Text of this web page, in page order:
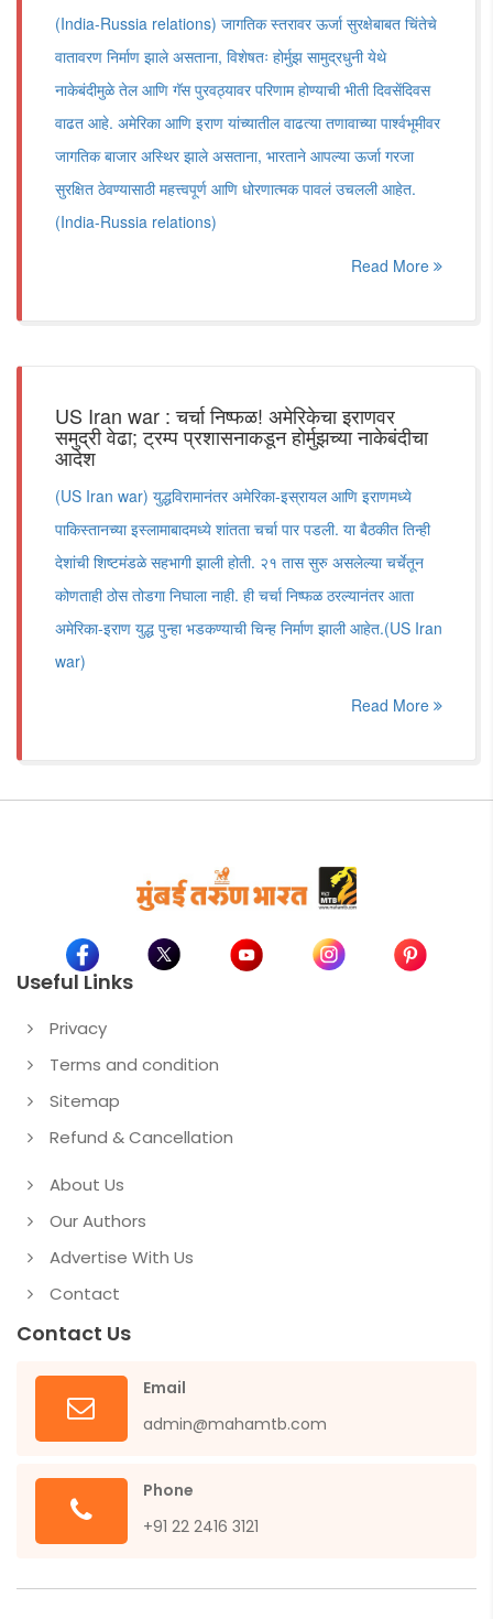
(India-Russia relations) जागतिक स्तरावर ऊर्जा सुरक्षेबाबत चिंतेचे
वातावरण निर्माण झाले असताना, विशेषतः होर्मुझ सामुद्रधुनी येथे
नाकेबंदीमुळे तेल आणि गॅस पुरवठ्यावर परिणाम होण्याची भीती दिवसेंदिवस
वाढत आहे. अमेरिका आणि इराण यांच्यातील वाढत्या तणावाच्या पार्श्वभूमीवर
जागतिक बाजार अस्थिर झाले असताना, भारताने आपल्या ऊर्जा गरजा
सुरक्षित ठेवण्यासाठी महत्त्वपूर्ण आणि धोरणात्मक पावलं उचलली आहेत.
(India-Russia relations)
Read More
US Iran war : चर्चा निष्फळ! अमेरिकेचा इराणवर
समुद्री वेढा; ट्रम्प प्रशासनाकडून होर्मुझच्या नाकेबंदीचा
आदेश
(US Iran war) युद्धविरामानंतर अमेरिका-इस्रायल आणि इराणमध्ये
पाकिस्तानच्या इस्लामाबादमध्ये शांतता चर्चा पार पडली. या बैठकीत तिन्ही
देशांची शिष्टमंडळे सहभागी झाली होती. २१ तास सुरु असलेल्या चर्चेतून
कोणताही ठोस तोडगा निघाला नाही. ही चर्चा निष्फळ ठरल्यानंतर आता
अमेरिका-इराण युद्ध पुन्हा भडकण्याची चिन्ह निर्माण झाली आहेत.(US Iran
war)
Read More
Useful Links
Privacy
Terms and condition
Sitemap
Refund & Cancellation
About Us
Our Authors
Advertise With Us
Contact
Contact Us
Email
admin@mahamtb.com
Phone
+91 22 2416 3121